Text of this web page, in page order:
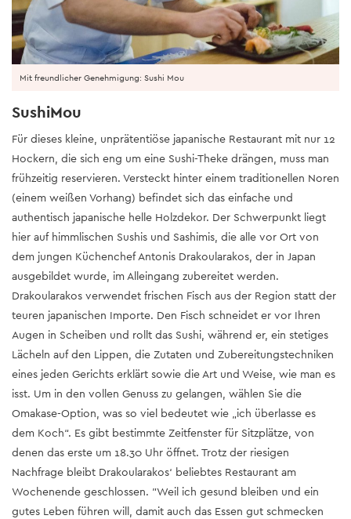
SushiMou
Für dieses kleine, unprätentiöse japanische Restaurant mit nur 12
Hockern, die sich eng um eine Sushi-Theke drängen, muss man
frühzeitig reservieren. Versteckt hinter einem traditionellen Noren
(einem weißen Vorhang) befindet sich das einfache und
authentisch japanische helle Holzdekor. Der Schwerpunkt liegt
hier auf himmlischen Sushis und Sashimis, die alle vor Ort von
dem jungen Küchenchef Antonis Drakoularakos, der in Japan
ausgebildet wurde, im Alleingang zubereitet werden.
Drakoularakos verwendet frischen Fisch aus der Region statt der
teuren japanischen Importe. Den Fisch schneidet er vor Ihren
Augen in Scheiben und rollt das Sushi, während er, ein stetiges
Lächeln auf den Lippen, die Zutaten und Zubereitungstechniken
eines jeden Gerichts erklärt sowie die Art und Weise, wie man es
isst. Um in den vollen Genuss zu gelangen, wählen Sie die
Omakase-Option, was so viel bedeutet wie „ich überlasse es
dem Koch“. Es gibt bestimmte Zeitfenster für Sitzplätze, von
denen das erste um 18.30 Uhr öffnet. Trotz der riesigen
Nachfrage bleibt Drakoularakos‘ beliebtes Restaurant am
Wochenende geschlossen. "Weil ich gesund bleiben und ein
gutes Leben führen will, damit auch das Essen gut schmecken
Mit freundlicher Genehmigung: Sushi Mou